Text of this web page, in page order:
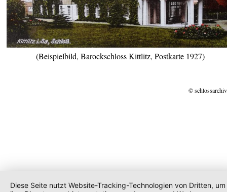
(Beispielbild, Barockschloss Kittlitz, Postkarte 1927)
©
Diese Seite nutzt Website-Tracking-Technologien von Dritten, um